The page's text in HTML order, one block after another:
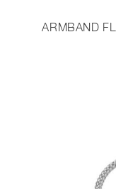
ARMBAND